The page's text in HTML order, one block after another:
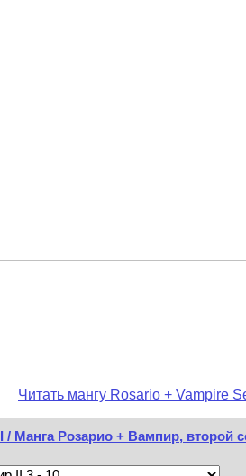
Читать мангу Rosario + Vampire
/ Манга Розарио + Вампир, второй